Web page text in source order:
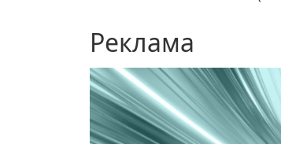
Реклама